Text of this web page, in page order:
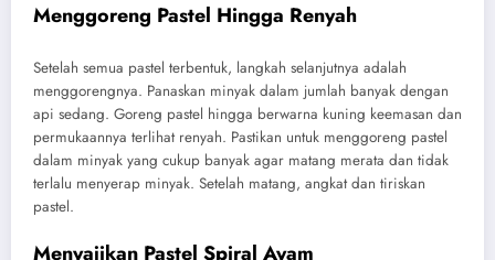
Menggoreng Pastel Hingga Renyah
Setelah semua pastel terbentuk, langkah selanjutnya adalah
menggorengnya. Panaskan minyak dalam jumlah banyak dengan
api sedang. Goreng pastel hingga berwarna kuning keemasan dan
permukaannya terlihat renyah. Pastikan untuk menggoreng pastel
dalam minyak yang cukup banyak agar matang merata dan tidak
terlalu menyerap minyak. Setelah matang, angkat dan tiriskan
pastel.
Menyajikan Pastel Spiral Ayam